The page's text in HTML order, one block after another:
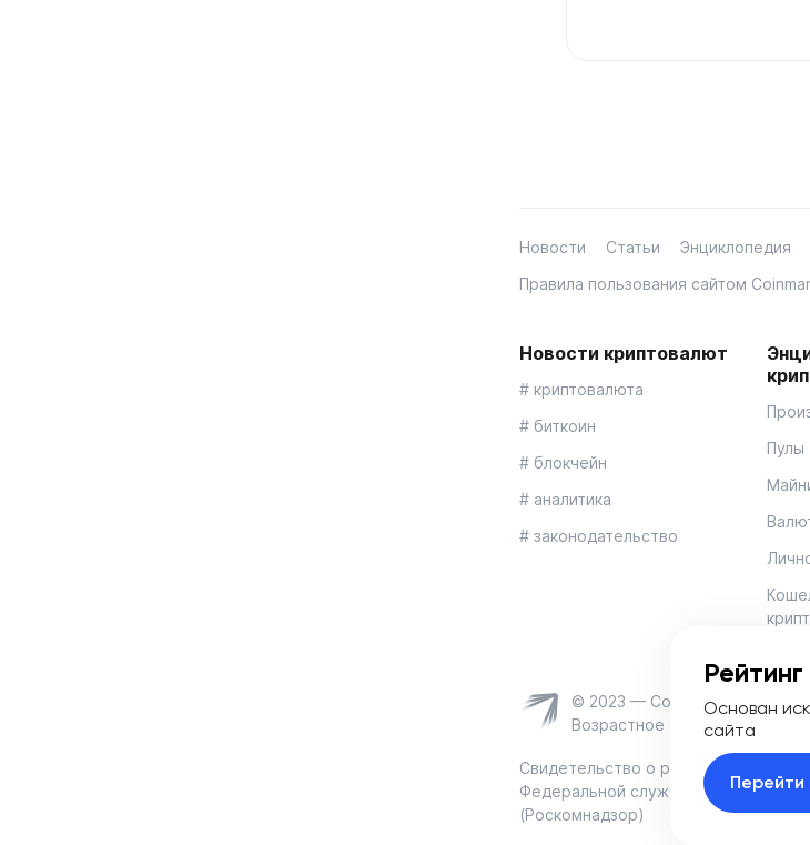
Новости Статьи Энциклопедия
Правила пользования сайтом
Новости криптовалют
# криптовалюта
# биткоин
# блокчейн
# аналитика
# законодательство
Пулы
© 2023 — Coinmania
Возрастное ограничение 16+
Свидетельство о регистрации
Федеральной службой по надзору в
(Роскомнадзор)
Рейтинг
Основан
сайта
Перейти